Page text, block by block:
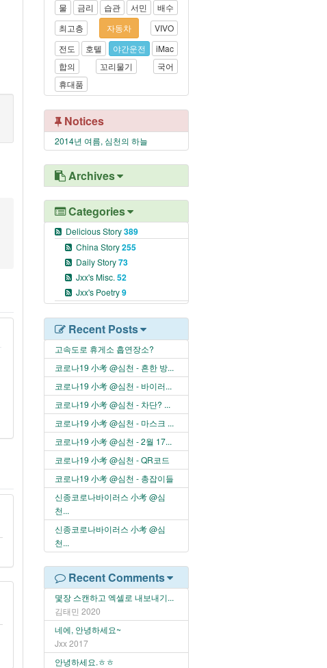
물
금리 습관 서민
배수
최고층
자동차
VIVO
전도
호텔 야간운전
iMac
합의
꼬리물기
국어
휴대품
Notices
2014년 여름, 심천의 하늘
Archives
Categories
Delicious Story389
China Story255
Daily Story73
Jxx's Misc. 52
Jxx's Poetry9
Recent Posts
고속도로 휴게소 흡연장소?
코로나19 小考 @심천 - 흔한 방...
코로나19 小考 @심천 - 바이러...
코로나19 小考 @심천 - 차단? ...
코로나19 小考 @심천 - 마스크 ...
코로나19 小考 @심천 - 2월 17...
코로나19 小考 @심천 - QR코드
코로나19 小考 @심천 - 총잡이들
신종코로나바이러스 小考 @심
천...
신종코로나바이러스 小考 @심
천...
Recent Comments
몇장 스캔하고 엑셀로 내보내기...
김태민 2020
네에, 안녕하세요~
Jxx 2017
안녕하세요.ㅎㅎ